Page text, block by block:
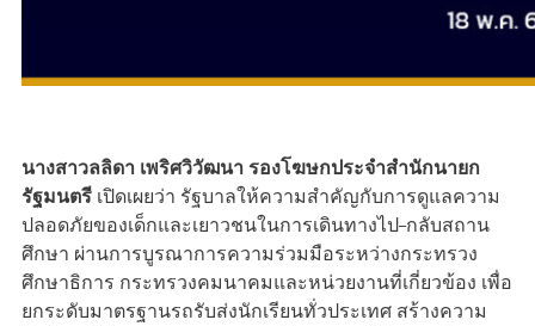
นางสาวลลิดา เพริศวิวัฒนา รองโฆษกประจำสำนักนายก
รัฐมนตรี เปิดเผยว่า รัฐบาลให้ความสำคัญกับการดูแลความ
ปลอดภัยของเด็กและเยาวชนในการเดินทางไป–กลับสถาน
ศึกษา ผ่านการบูรณาการความร่วมมือระหว่างกระทรวง
ศึกษาธิการ กระทรวงคมนาคมและหน่วยงานที่เกี่ยวข้อง เพื่อ
ยกระดับมาตรฐานรถรับส่งนักเรียนทั่วประเทศ สร้างความ